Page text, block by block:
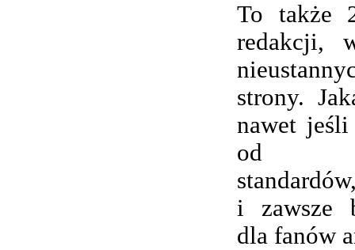
To także
redakcji,
strony.
nawet
od
i zawsze
dla fanów